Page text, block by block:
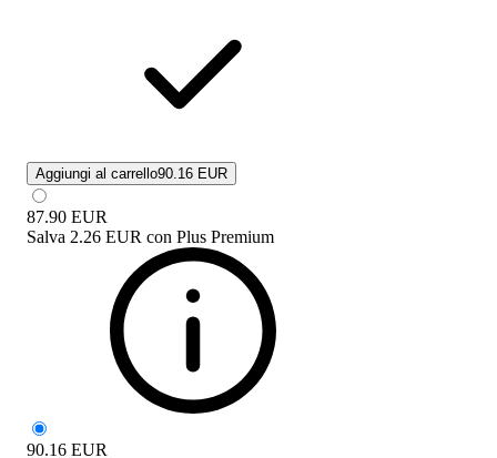
Aggiungi al carrello90.16 EUR
87.90 EUR
Salva 2.26 EUR con Plus Premium
90.16 EUR